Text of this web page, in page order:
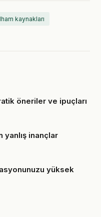
kaynakları
öneriler ve ipuçları
yanlış inançlar
yüksek